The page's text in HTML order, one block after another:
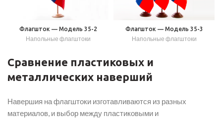
Флагшток — Модель 35-2
Напольные флагштоки
Флагшток — Модель 35-3
Напольные флагштоки
Сравнение пластиковых и
металлических наверший
Навершия на флагштоки изготавливаются из разных
материалов, и выбор между пластиковыми и